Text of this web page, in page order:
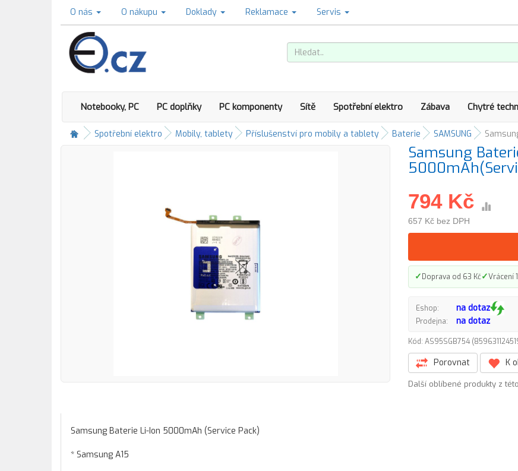
O nás O nákupu Doklady Reklamace Servis
Notebooky, PC PC doplňky PC komponenty Sítě Spotřební elektro Zábava Chytré
Spotřební elektro Mobily, tablety Příslušenství pro mobily a tablety Baterie SAMSUNG
Samsung
794 Kč
657 Kč bez DPH
✓Doprava od 63 Kč✓Vrácení
Eshop: na dotaz
Prodejna: na dotaz
Kód: AS95SGB754
Porovnat K
Další oblíbené produkty z
Samsung Baterie Li-Ion 5000mAh (Service Pack)
* Samsung A15